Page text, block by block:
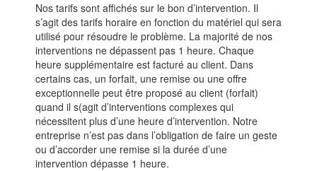
Nos tarifs sont affichés sur le bon d’intervention. Il
s’agit des tarifs horaire en fonction du matériel qui sera
utilisé pour résoudre le problème. La majorité de nos
interventions ne dépassent pas 1 heure. Chaque
heure supplémentaire est facturé au client. Dans
certains cas, un forfait, une remise ou une offre
exceptionnelle peut être proposé au client (forfait)
quand il s(agit d’interventions complexes qui
nécessitent plus d’une heure d’intervention. Notre
entreprise n’est pas dans l’obligation de faire un geste
ou d’accorder une remise si la durée d’une
intervention dépasse 1 heure.